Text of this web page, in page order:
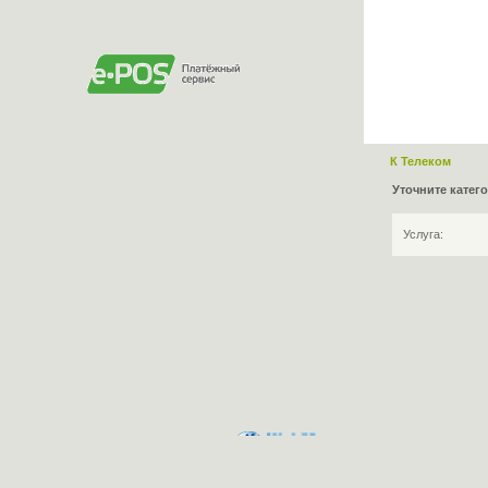
К Телеком
Уточните
Услуга: